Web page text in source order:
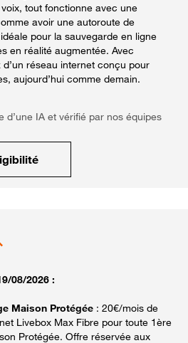
tout fonctionne avec une
avoir une autoroute de
pour la sauvegarde en ligne
en réalité augmentée. Avec
réseau internet conçu pour
aujourd’hui comme demain.
d’une IA et vérifié par nos équipes
08/2026 :
Maison Protégée : 20€/mois de
Livebox Max Fibre pour toute 1ère
Protégée. Offre réservée aux